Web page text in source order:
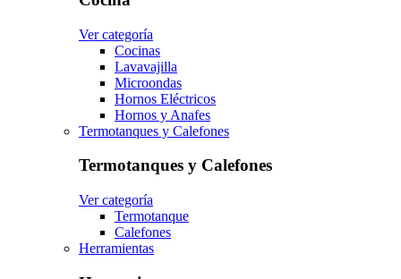
Ver categoría
Cocinas
Lavavajilla
Microondas
Hornos Eléctricos
Hornos y Anafes
Termotanques y Calefones
Termotanques y Calefones
Ver categoría
Termotanque
Calefones
Herramientas